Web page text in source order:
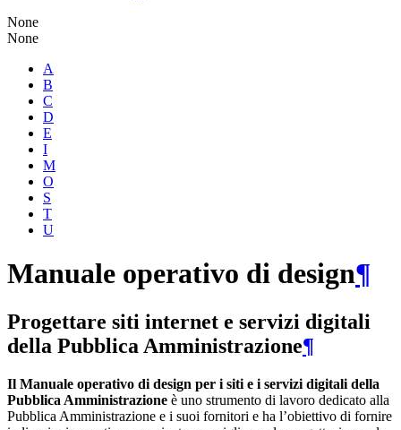
None
None
A
B
C
D
E
I
M
O
S
T
U
Manuale operativo di design¶
Progettare siti internet e servizi digitali
della Pubblica Amministrazione¶
Il Manuale operativo di design per i siti e i servizi digitali della
Pubblica Amministrazione è uno strumento di lavoro dedicato alla
Pubblica Amministrazione e i suoi fornitori e ha l’obiettivo di fornire